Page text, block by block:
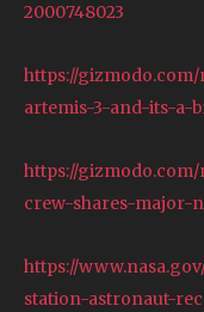
2000748023
https://
artemis-3-and-its-a-
https://
crew-shares-major-
https://
station-astronaut-